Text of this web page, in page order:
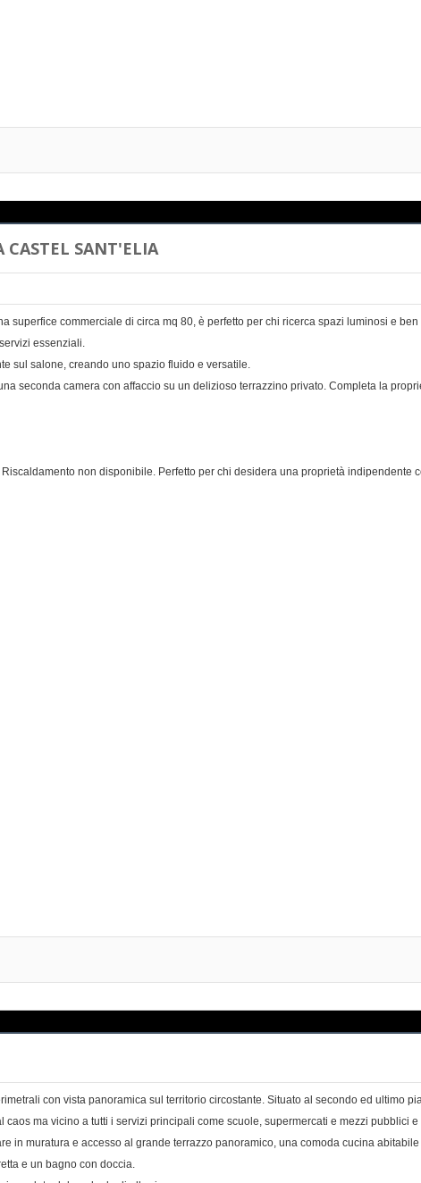
CASTEL SANT'ELIA
commerciale di circa mq 80, è perfetto per chi ricerca spazi luminosi e
essenziali.
sul salone, creando uno spazio fluido e versatile.
seconda camera con affaccio su un delizioso terrazzino privato. Completa la
non disponibile. Perfetto per chi desidera una proprietà indipendente
con vista panoramica sul territorio circostante. Situato al secondo ed ultimo
ma vicino a tutti i servizi principali come scuole, supermercati e mezzi pubblici
in muratura e accesso al grande terrazzo panoramico, una comoda cucina
e un bagno con doccia.